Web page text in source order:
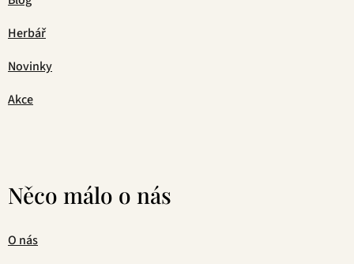
Herbář
Novinky
Akce
Něco málo o nás
O nás